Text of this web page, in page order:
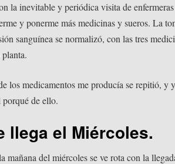
la inevitable y periódica visita de
y ponerme más medicinas y sueros. La
sanguínea se normalizó, con las tres
los medicamentos me producía se repitió, y
porqué de ello.
llega el Miércoles.
mañana del miércoles se ve rota con la